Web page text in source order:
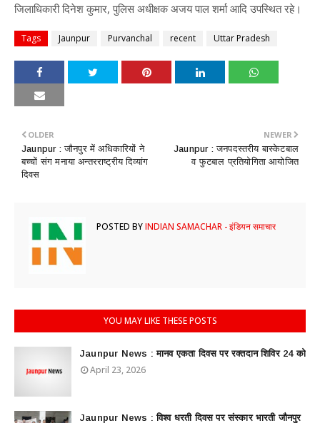
जिलाधिकारी दिनेश कुमार, पुलिस अधीक्षक अजय पाल शर्मा आदि उपस्थित रहे।
Tags Jaunpur Purvanchal recent Uttar Pradesh
NEWER
​Jaunpur : जनपदस्तरीय बास्केटबाल
व फुटबाल प्रतियोगिता आयोजित
OLDER
Jaunpur : जौनपुर में अधिकारियों ने
बच्चों संग मनाया अन्तरराष्ट्रीय दिव्यांग
दिवस
POSTED BYINDIAN SAMACHAR - इंडियन समाचार
YOU MAY LIKE THESE POSTS
Jaunpur News : ​मानव एकता दिवस पर रक्तदान शिविर 24 को
April 23, 2026
Jaunpur News : विश्व धरती दिवस पर संस्कार भारती जौनपुर